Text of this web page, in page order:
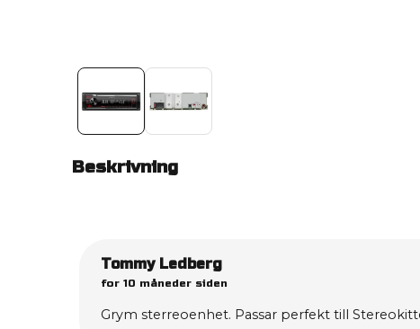
Beskrivning
Tommy Ledberg
for 10 måneder siden
Grym sterreoenhet. Passar perfekt till